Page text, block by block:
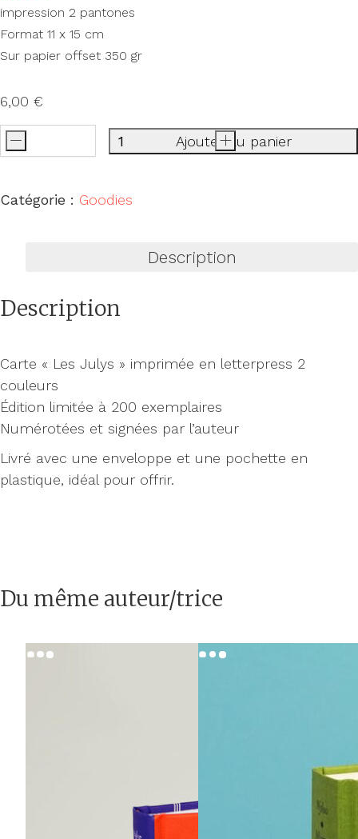
impression 2 pantones
Format 11 x 15 cm
Sur papier offset 350 gr
6,00 €
quantité
Carte
- +
Ajouter au panier
Catégorie : Goodies
Description
Description
Carte « Les Julys » imprimée en letterpress 2
couleurs
Édition limitée à 200 exemplaires
Numérotées et signées par l’auteur
Livré avec une enveloppe et une pochette en
plastique, idéal pour offrir.
Du même auteur/trice